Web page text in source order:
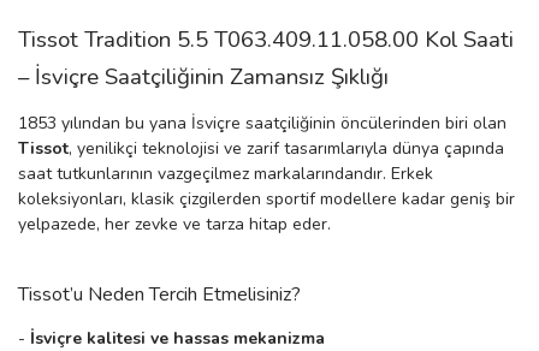
Tissot Tradition 5.5 T063.409.11.058.00 Kol Saati
– İsviçre Saatçiliğinin Zamansız Şıklığı
1853 yılından bu yana İsviçre saatçiliğinin öncülerinden biri olan
Tissot, yenilikçi teknolojisi ve zarif tasarımlarıyla dünya çapında
saat tutkunlarının vazgeçilmez markalarındandır. Erkek
koleksiyonları, klasik çizgilerden sportif modellere kadar geniş bir
yelpazede, her zevke ve tarza hitap eder.
Tissot’u Neden Tercih Etmelisiniz?
- İsviçre kalitesi ve hassas mekanizma